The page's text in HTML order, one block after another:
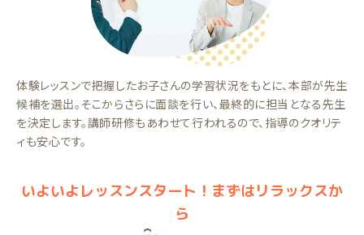
体験レッスンで把握したお子さんの学習状況をもとに、本部が先生
候補を選出。そこからさらに面談を行い、最終的に担当となる先生
を決定します。講師研修もあわせて行われるので、指導のクオリテ
ィも安心です。
いよいよレッスンスタート！まずはリラックスか
ら